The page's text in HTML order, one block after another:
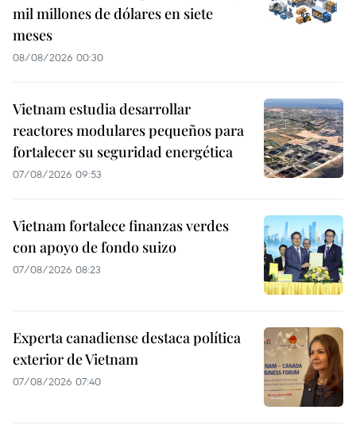
mil millones de dólares en siete
meses
08/08/2026 00:30
Vietnam estudia desarrollar
reactores modulares pequeños para
fortalecer su seguridad energética
07/08/2026 09:53
Vietnam fortalece finanzas verdes
con apoyo de fondo suizo
07/08/2026 08:23
Experta canadiense destaca política
exterior de Vietnam
07/08/2026 07:40